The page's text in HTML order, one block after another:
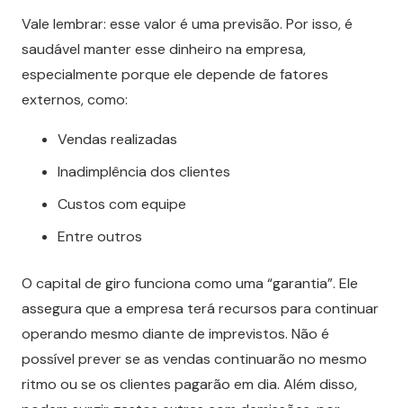
Vale lembrar: esse valor é uma previsão. Por isso, é
saudável manter esse dinheiro na empresa,
especialmente porque ele depende de fatores
externos, como:
Vendas realizadas
Inadimplência dos clientes
Custos com equipe
Entre outros
O capital de giro funciona como uma “garantia”. Ele
assegura que a empresa terá recursos para continuar
operando mesmo diante de imprevistos. Não é
possível prever se as vendas continuarão no mesmo
ritmo ou se os clientes pagarão em dia. Além disso,